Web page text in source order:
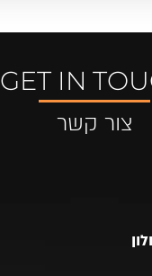
GET IN
צור קשר